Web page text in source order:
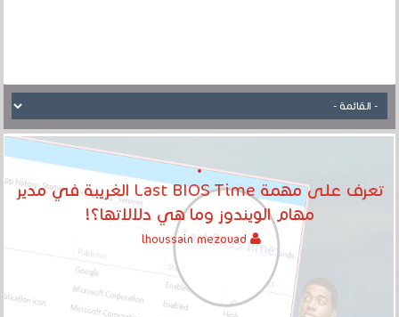
تعرف على مهمة Last BIOS Time الغريبة في مدير
مهام الويندوز وما هي دلالاتها؟!
lhoussain mezouad